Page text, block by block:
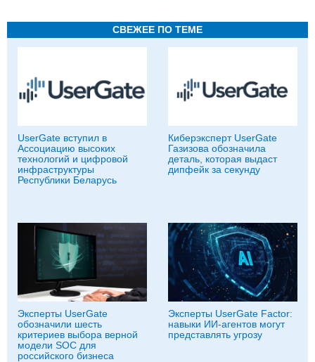
СВЕЖЕЕ ПО ТЕМЕ
UserGate вступил в
Ассоциацию высоких
технологий и цифровой
инфраструктуры
Республики Беларусь
Киберэксперт UserGate
Газизова обозначила
деталь, которая выдаст
дипфейк за секунду
Эксперты UserGate
обозначили шесть
критериев выбора верной
модели SOC для
российского бизнеса
Эксперты UserGate Factor:
навыки ИИ-агентов могут
представлять угрозу